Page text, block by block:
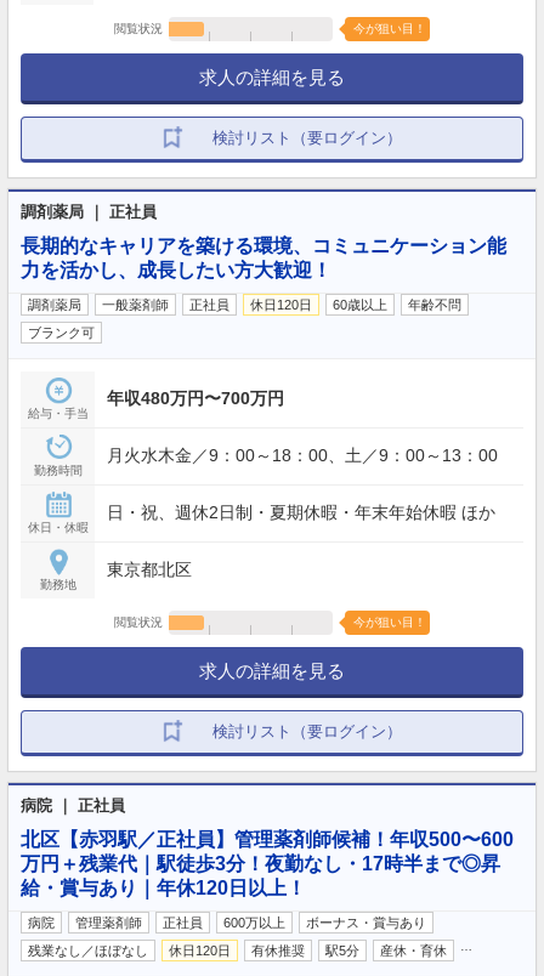
閲覧状況 今が狙い目！
求人の詳細を見る
検討リスト（要ログイン）
調剤薬局 ｜ 正社員
長期的なキャリアを築ける環境、コミュニケーション能
力を活かし、成長したい方大歓迎！
調剤薬局 一般薬剤師 正社員 休日120日 60歳以上
年齢不問
ブランク可
給与・手当
年収480万円〜700万円
勤務時間
月火水木金／9：00～18：00、土／9：00～13：00
休日・休暇
日・祝、週休2日制・夏期休暇・年末年始休暇 ほか
勤務地
東京都北区
閲覧状況 今が狙い目！
求人の詳細を見る
検討リスト（要ログイン）
病院 ｜ 正社員
北区【赤羽駅／正社員】管理薬剤師候補！年収500〜600
万円＋残業代｜駅徒歩3分！夜勤なし・17時半まで◎昇
給・賞与あり｜年休120日以上！
病院 管理薬剤師 正社員 600万以上
ボーナス・賞与あり
残業なし／ほぼなし
休日120日 有休推奨 駅5分 産休・育休